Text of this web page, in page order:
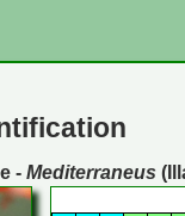
-Mediterraneus